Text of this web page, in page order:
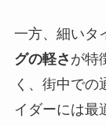
一方、細いタ
グの軽さ が特
く、街中での
イダーには最